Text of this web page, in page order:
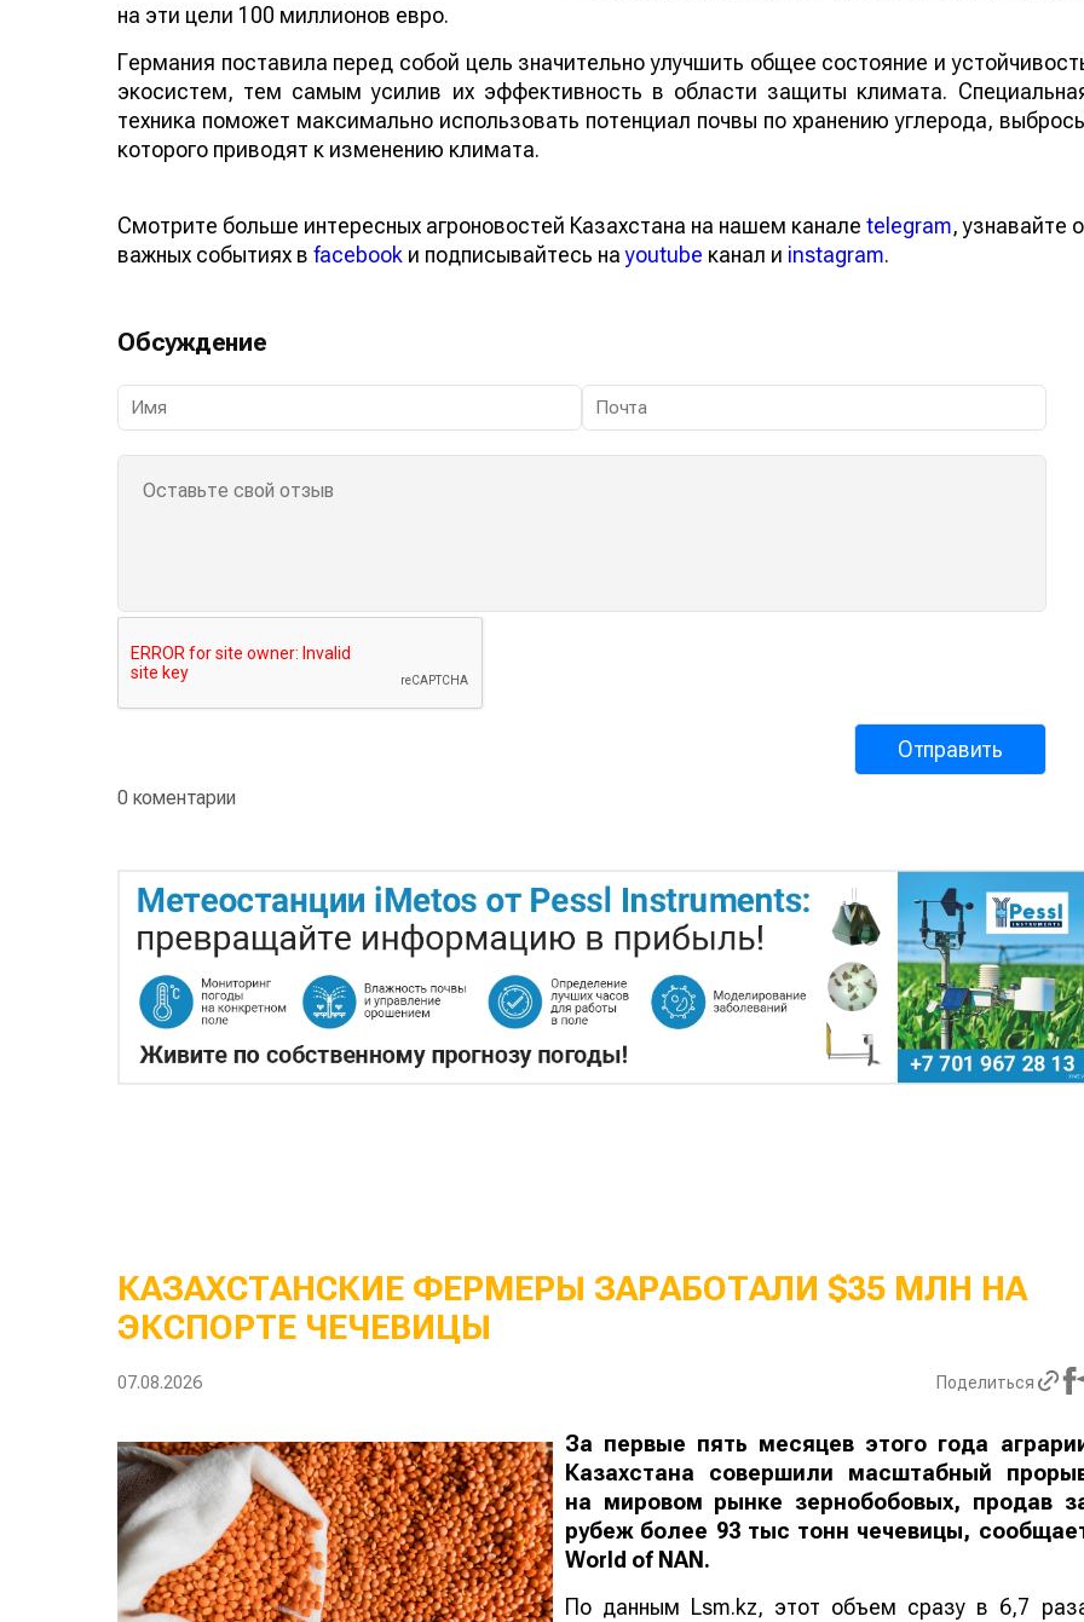
на эти цели 100 миллионов евро.
Германия поставила перед собой цель значительно улучшить общее состояние и
экосистем, тем самым усилив их эффективность в области защиты климата.
техника поможет максимально использовать потенциал почвы по хранению углерода,
которого приводят к изменению климата.
Смотрите больше интересных агроновостей Казахстана на нашем канале telegram, узнавайте о
важных событиях в facebook и подписывайтесь наyoutube канал и instagram.
Обсуждение
0 коментарии
КАЗАХСТАНСКИЕ ФЕРМЕРЫ ЗАРАБОТАЛИ $35 МЛН НА
ЭКСПОРТЕ ЧЕЧЕВИЦЫ
07.08.2026 Поделиться
За первые пять месяцев этого года
Казахстана совершили масштабный
на мировом рынке зернобобовых, продав
рубеж более 93 тыс тонн чечевицы,
World of NAN .
По данным Lsm.kz, этот объем сразу в 6,7